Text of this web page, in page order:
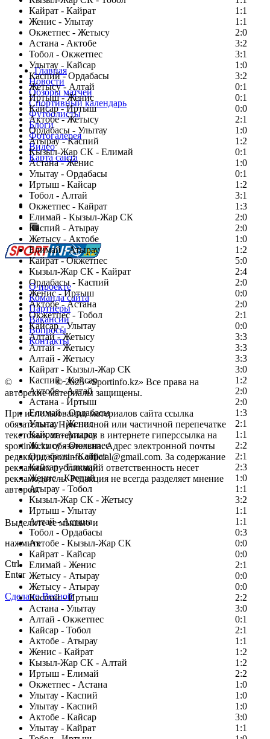
Кайрат - Кайрат
1:1
Женис - Улытау
1:1
Окжетпес - Жетысу
2:0
Астана - Актобе
3:2
Тобол - Окжетпес
3:1
Улытау - Кайсар
1:0
Каспий - Ордабасы
3:2
Жетысу - Алтай
0:1
Иртыш - Женис
0:1
Кайсар - Иртыш
0:0
Актобе - Жетысу
2:1
Ордабасы - Улытау
1:0
Атырау - Каспий
1:2
Кызыл-Жар СК - Елимай
0:1
Астана - Женис
1:0
Улытау - Ордабасы
0:1
Иртыш - Кайсар
1:2
Тобол - Алтай
3:1
Окжетпес - Кайрат
1:3
Елимай - Кызыл-Жар СК
2:0
Каспий - Атырау
2:0
Жетысу - Актобе
1:0
Елимай - Атырау
1:2
Кайрат - Окжетпес
5:0
Кызыл-Жар СК - Кайрат
2:4
Ордабасы - Каспий
2:0
Женис - Иртыш
0:0
Актобе - Астана
2:0
Окжетпес - Тобол
2:1
Кайсар - Улытау
0:0
Алтай - Жетысу
3:3
Алтай - Жетысу
3:3
Алтай - Жетысу
3:3
Кайрат - Кызыл-Жар СК
3:0
Каспий - Кайсар
1:2
Актобе - Алтай
2:0
Астана - Иртыш
2:0
Елимай - Ордабасы
1:3
Улытау - Женис
2:1
Кайрат - Атырау
1:1
Жетысу - Окжетпес
2:2
Ордабасы - Кайрат
2:1
Кайсар - Елимай
2:3
Женис - Каспий
1:0
Атырау - Тобол
1:1
Кызыл-Жар СК - Жетысу
3:2
Иртыш - Улытау
1:1
Алтай - Астана
1:1
Тобол - Ордабасы
0:3
Актобе - Кызыл-Жар СК
0:0
Кайрат - Кайсар
0:0
Елимай - Женис
2:1
Жетысу - Атырау
0:0
Жетысу - Атырау
0:0
Каспий - Иртыш
2:2
Астана - Улытау
3:0
Алтай - Окжетпес
0:1
Кайсар - Тобол
2:1
Актобе - Атырау
1:1
Женис - Кайрат
1:2
Кызыл-Жар СК - Алтай
1:2
Иртыш - Елимай
2:2
Окжетпес - Астана
1:0
Улытау - Каспий
1:0
Улытау - Каспий
1:0
Актобе - Кайсар
3:0
Улытау - Кайрат
1:1
Главная
Новости
Обзоры матчей
Спортивный календарь
Футболисты
Блоги
Фотогалерея
Видео
Карта сайта
Есть идея?
Сообщить о мероприятии
Перейти на старый сайт
О проекте
Команда сайта
Партнеры
Вакансии
Вопросы
Контакты
© Copyright© 2025 «Sportinfo.kz» Все права на
авторские материалы защищены.
При использовании материалов сайта ссылка
обязательна. При полной или частичной перепечатке
текстовых материалов в интернете гиперссылка на
sportinfo.kz обязательна. Адрес электронной почты
редакции: sportinfo.official@gmail.com. За содержание
рекламных публикаций ответственность несет
рекламодатель. Редакция не всегда разделяет мнение
авторов.
Заметили ошибку в тексте?
Выделите ее мышью и
нажмите
Ctrl
Enter
Сделано Весной